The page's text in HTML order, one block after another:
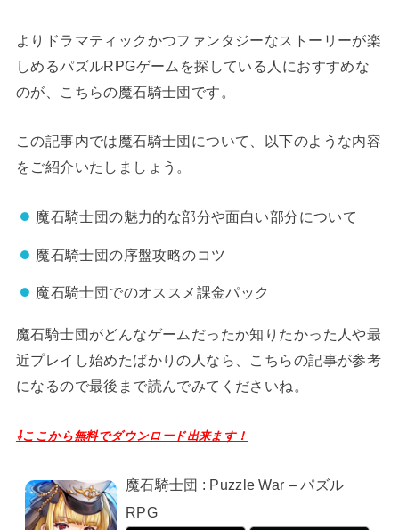
よりドラマティックかつファンタジーなストーリーが楽
しめるパズルRPGゲームを探している人におすすめな
のが、こちらの魔石騎士団です。
この記事内では魔石騎士団について、以下のような内容
をご紹介いたしましょう。
魔石騎士団の魅力的な部分や面白い部分について
魔石騎士団の序盤攻略のコツ
魔石騎士団でのオススメ課金パック
魔石騎士団がどんなゲームだったか知りたかった人や最
近プレイし始めたばかりの人なら、こちらの記事が参考
になるので最後まで読んでみてくださいね。
⇩ここから無料でダウンロード出来ます！
魔石騎士団 : Puzzle War – パズル
RPG